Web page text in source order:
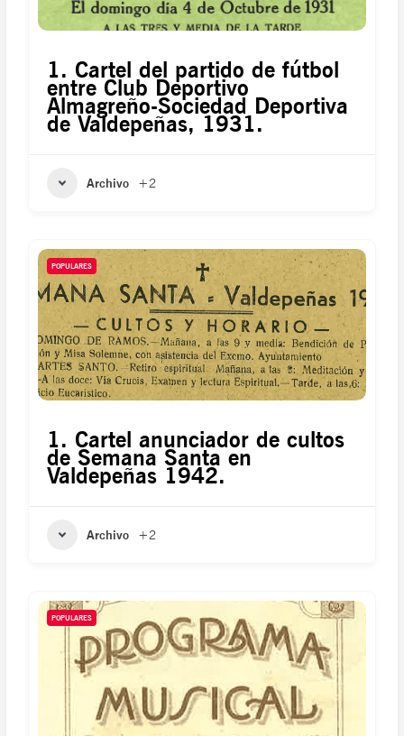
1. Cartel del partido de fútbol
entre Club Deportivo
Almagreño-Sociedad Deportiva
de Valdepeñas, 1931.
Archivo +2
POPULARES
1. Cartel anunciador de cultos
de Semana Santa en
Valdepeñas 1942.
Archivo +2
POPULARES